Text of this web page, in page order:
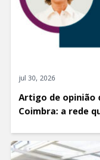
jul 30, 2026
Artigo de opinião
Coimbra: a rede